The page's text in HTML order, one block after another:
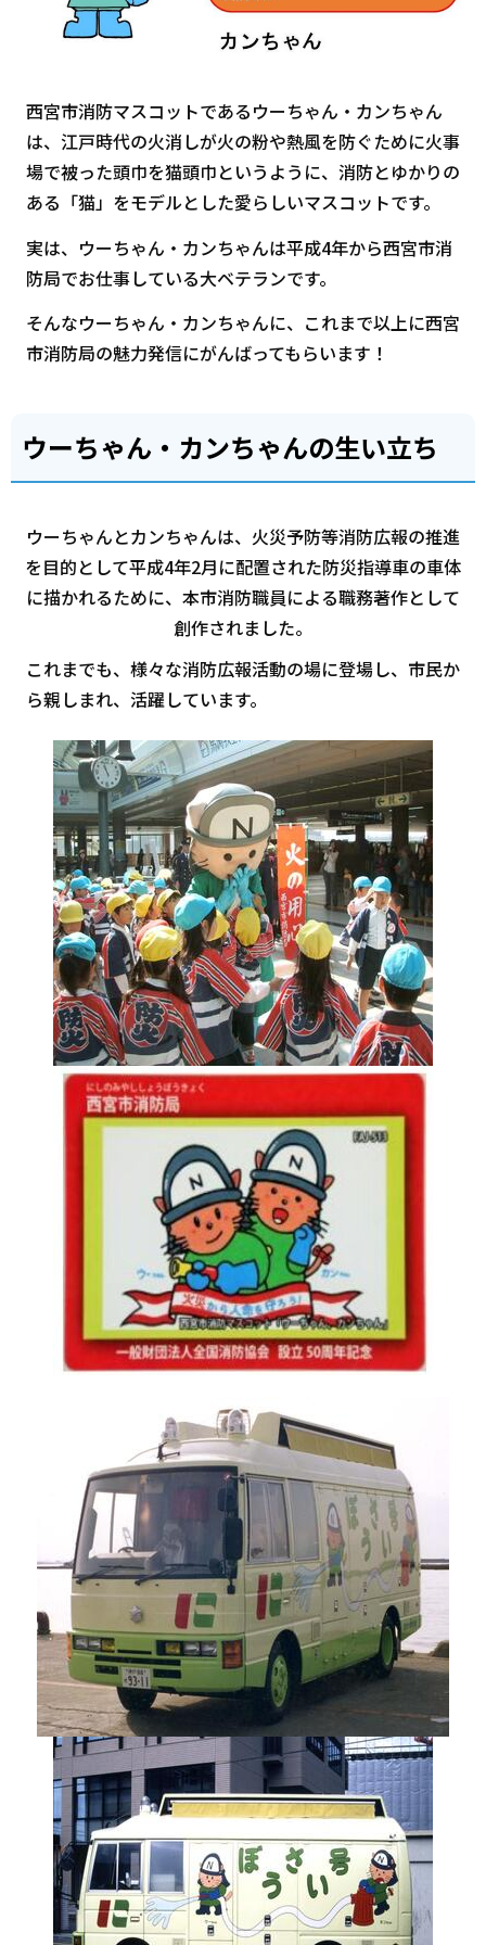
西宮市消防マスコットであるウーちゃん・カンちゃん
は、江戸時代の火消しが火の粉や熱風を防ぐために火事
場で被った頭巾を猫頭巾というように、消防とゆかりの
ある「猫」をモデルとした愛らしいマスコットです。
実は、ウーちゃん・カンちゃんは平成4年から西宮市消
防局でお仕事している大ベテランです。
そんなウーちゃん・カンちゃんに、これまで以上に西宮
市消防局の魅力発信にがんばってもらいます！
ウーちゃん・カンちゃんの生い立ち
ウーちゃんとカンちゃんは、火災予防等消防広報の推進
を目的として平成4年2月に配置された防災指導車の車体
に描かれるために、本市消防職員による職務著作として
創作されました。
これまでも、様々な消防広報活動の場に登場し、市民か
ら親しまれ、活躍しています。